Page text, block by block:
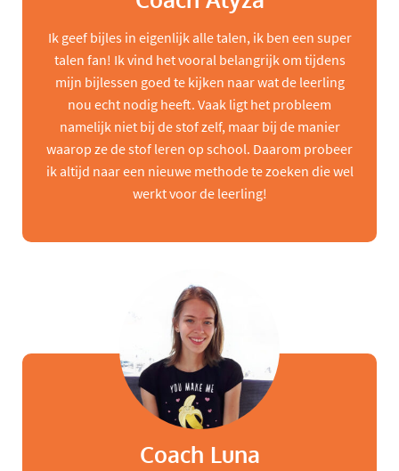
Ik geef bijles in eigenlijk alle talen, ik ben een super
talen fan! Ik vind het vooral belangrijk om tijdens
mijn bijlessen goed te kijken naar wat de leerling
nou echt nodig heeft. Vaak ligt het probleem
namelijk niet bij de stof zelf, maar bij de manier
waarop ze de stof leren op school. Daarom probeer
ik altijd naar een nieuwe methode te zoeken die wel
werkt voor de leerling!
Coach Luna